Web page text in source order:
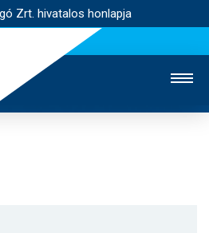
Zrt. hivatalos honlapja